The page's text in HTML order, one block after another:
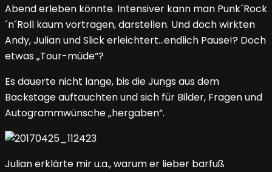
Abend erleben könnte. Intensiver kann man Punk´Rock
´n´Roll kaum vortragen, darstellen. Und doch wirkten
Andy, Julian und Slick erleichtert…endlich Pause!? Doch
etwas „Tour-müde“?
Es dauerte nicht lange, bis die Jungs aus dem
Backstage auftauchten und sich für Bilder, Fragen und
Autogrammwünsche „hergaben“.
Julian erklärte mir u.a., warum er lieber barfuß